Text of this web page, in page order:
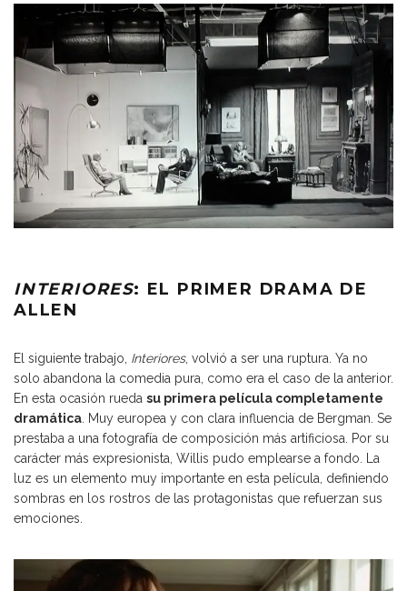
INTERIORES: EL PRIMER DRAMA DE
ALLEN
El siguiente trabajo, Interiores, volvió a ser una ruptura. Ya no
solo abandona la comedia pura, como era el caso de la anterior.
En esta ocasión rueda su primera película completamente
dramática . Muy europea y con clara influencia de Bergman. Se
prestaba a una fotografía de composición más artificiosa. Por su
carácter más expresionista, Willis pudo emplearse a fondo. La
luz es un elemento muy importante en esta película, definiendo
sombras en los rostros de las protagonistas que refuerzan sus
emociones.